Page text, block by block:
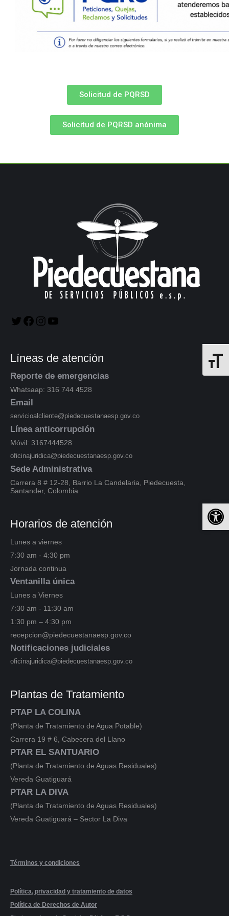
Solicitud de PQRSD
Solicitud de PQRSD anónima
Líneas de atención
Reporte de emergencias
Whatsaap: 316 744 4528
Email
servicioalcliente@piedecuestanaesp.gov.co
Línea anticorrupción
Móvil: 3167444528
oficinajuridica@piedecuestanaesp.gov.co
Sede Administrativa
Carrera 8 # 12-28, Barrio La Candelaria, Piedecuesta,
Santander, Colombia
Horarios de atención
Lunes a viernes
7:30 am - 4:30 pm
Jornada continua
Ventanilla única
Lunes a Viernes
7:30 am - 11:30 am
1:30 pm – 4:30 pm
recepcion@piedecuestanaesp.gov.co
Notificaciones judiciales
oficinajuridica@piedecuestanaesp.gov.co
Plantas de Tratamiento
PTAP LA COLINA
(Planta de Tratamiento de Agua Potable)
Carrera 19 # 6, Cabecera del Llano
PTAR EL SANTUARIO
(Planta de Tratamiento de Aguas Residuales)
Vereda Guatiguará
PTAR LA DIVA
(Planta de Tratamiento de Aguas Residuales)
Vereda Guatiguará – Sector La Diva
Términos y condiciones
Política, privacidad y tratamiento de datos
Política de Derechos de Autor